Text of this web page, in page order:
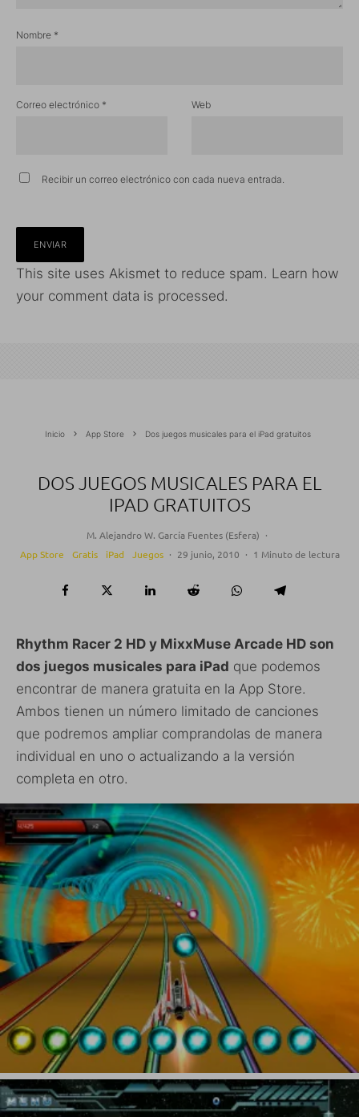
Nombre *
Correo electrónico * Web
Recibir un correo electrónico con cada nueva entrada.
This site uses Akismet to reduce spam. Learn how
your comment data is processed.
Inicio App Store Dos juegos musicales para el iPad gratuitos
DOS JUEGOS MUSICALES PARA EL
IPAD GRATUITOS
M. Alejandro W. García Fuentes (Esfera) ·
App Store
Gratis iPad Juegos · 29 junio, 2010 · 1 Minuto de lectura
Rhythm Racer 2 HD y MixxMuse Arcade HD son
dos juegos musicales para iPad que podemos
encontrar de manera gratuita en la App Store.
Ambos tienen un número limitado de canciones
que podremos ampliar comprandolas de manera
individual en uno o actualizando a la versión
completa en otro.